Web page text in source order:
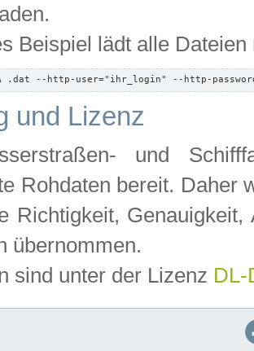
Beispiel lädt alle
.dat --http-user="ihr_login" --http-
und Lizenz
und
Rohdaten bereit. Daher
Richtigkeit,
übernommen.
sind unter der Lizenz